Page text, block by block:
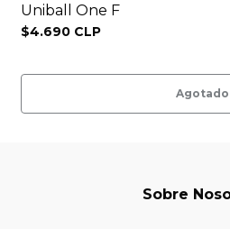
Uniball One F
$4.690 CLP
Agotado
Sobre